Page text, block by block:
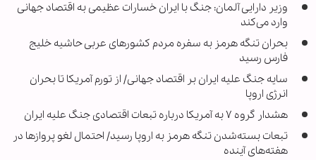
وزیر دارایی آلمان: جنگ با ایران خسارات عظیمی به اقتصاد جهانی
وارد می‌کند
بحران تنگه هرمز به سفره مردم کشورهای عربی حاشیه خلیج
فارس رسید
سایه جنگ علیه ایران بر اقتصاد جهانی/ از تورم آمریکا تا بحران
انرژی اروپا
هشدار گروه ۷ به آمریکا درباره تبعات اقتصادی جنگ علیه ایران
تبعات بسته‌شدن تنگه هرمز به اروپا رسید/ احتمال لغو پروازها در
هفته‌های آینده